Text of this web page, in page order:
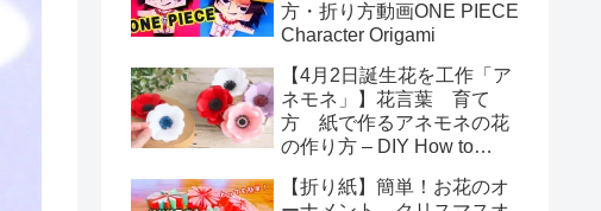
方・折り方動画ONE PIECE
Character Origami
【4月2日誕生花を工作「ア
ネモネ」】花言葉 育て
方 紙で作るアネモネの花
の作り方 – DIY How to
Flowers
【折り紙】簡単！お花のオ